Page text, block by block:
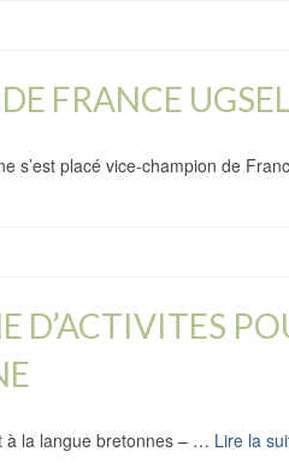
FRANCE
s’est placé vice-champion de
à la langue bretonnes – … Lire la